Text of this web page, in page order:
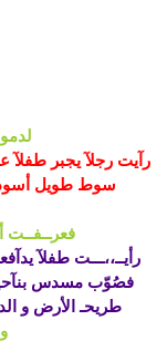
رآيت رجلآ يجبر طفلآ
سوط طويل أسود
فعرــفــت
رأيــ،،ـــت طفلآ
فصُوّب مسدس
طريحـ الأرض و